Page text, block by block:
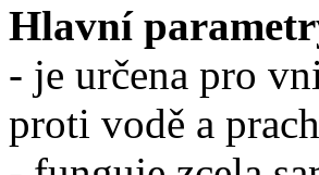
Hlavní
- je určena pro
proti vodě a